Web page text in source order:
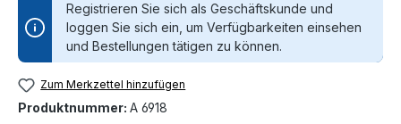
Registrieren Sie sich als Geschäftskunde und
loggen Sie sich ein, um Verfügbarkeiten einsehen
und Bestellungen tätigen zu können.
Zum Merkzettel hinzufügen
Produktnummer: A 6918